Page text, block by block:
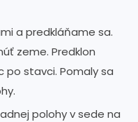
a predkláňame sa.
zeme. Predklon
po stavci. Pomaly sa
polohy v sede na